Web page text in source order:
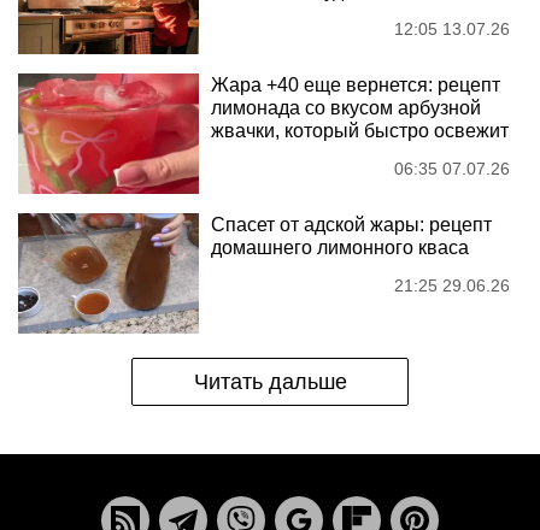
12:05 13.07.26
Жара +40 еще вернется: рецепт
лимонада со вкусом арбузной
жвачки, который быстро освежит
06:35 07.07.26
Спасет от адской жары: рецепт
домашнего лимонного кваса
21:25 29.06.26
Читать дальше